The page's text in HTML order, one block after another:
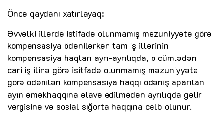
Öncə qaydanı xatırlayaq:
Əvvəlki illərdə istifadə olunmamış məzuniyyətə görə
kompensasiya ödənilərkən tam iş illərinin
kompensasiya haqları ayrı-ayrılıqda, o cümlədən
cari iş ilinə görə isitfadə olunmamış məzuniyyətə
görə ödənilən kompensasiya haqqı ödəniş aparılan
ayın əməkhaqqına əlavə edilmədən ayrılıqda gəlir
vergisinə və sosial sığorta haqqına cəlb olunur.